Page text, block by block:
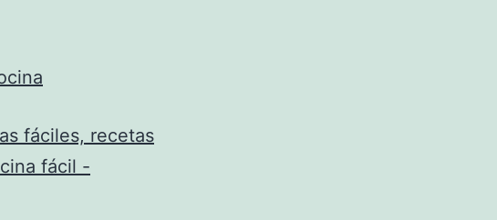
fáciles, recetas
fácil -